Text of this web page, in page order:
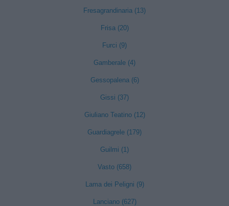
Fresagrandinaria (13)
Frisa (20)
Furci (9)
Gamberale (4)
Gessopalena (6)
Gissi (37)
Giuliano Teatino (12)
Guardiagrele (179)
Guilmi (1)
Vasto (658)
Lama dei Peligni (9)
Lanciano (627)